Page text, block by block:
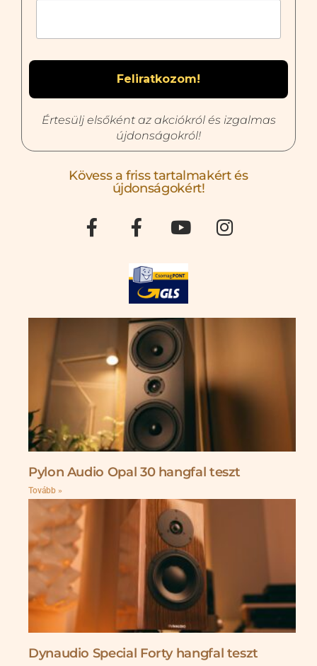
Értesülj elsőként az akciókról és izgalmas
újdonságokról!
Kövess a friss tartalmakért és
újdonságokért!
Pylon Audio Opal 30 hangfal teszt
Tovább »
Dynaudio Special Forty hangfal teszt